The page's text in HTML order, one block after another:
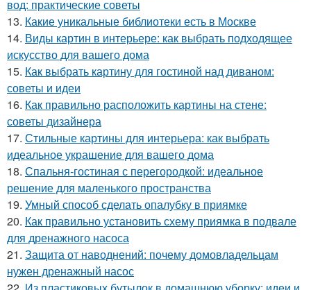
вод: практические советы
13. Какие уникальные библиотеки есть в Москве
14. Виды картин в интерьере: как выбрать подходящее
искусство для вашего дома
15. Как выбрать картину для гостиной над диваном:
советы и идеи
16. Как правильно расположить картины на стене:
советы дизайнера
17. Стильные картины для интерьера: как выбрать
идеальное украшение для вашего дома
18. Спальня-гостиная с перегородкой: идеальное
решение для маленького пространства
19. Умный способ сделать опалубку в приямке
20. Как правильно установить схему приямка в подвале
для дренажного насоса
21. Защита от наводнений: почему домовладельцам
нужен дренажный насос